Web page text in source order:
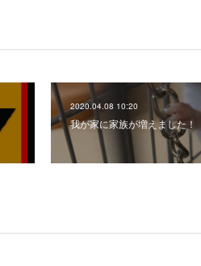
2020.04.08 10:20
我が家に家族が増えました！